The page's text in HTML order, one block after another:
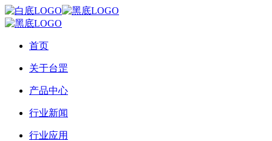
首页
关于台罡
产品中心
行业新闻
行业应用